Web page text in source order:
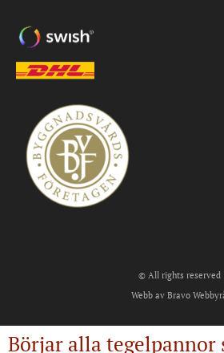
© All rights reserved
Webb av Bravo
Börjar alla tegelpannor